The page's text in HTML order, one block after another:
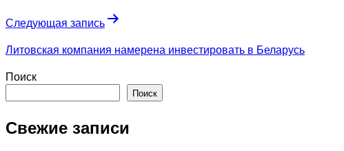
Следующая запись
Литовская компания намерена инвестировать в Беларусь
Поиск
Поиск
Свежие записи